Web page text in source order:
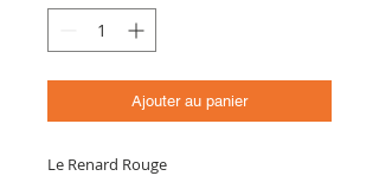
Ajouter au panier
Le Renard Rouge